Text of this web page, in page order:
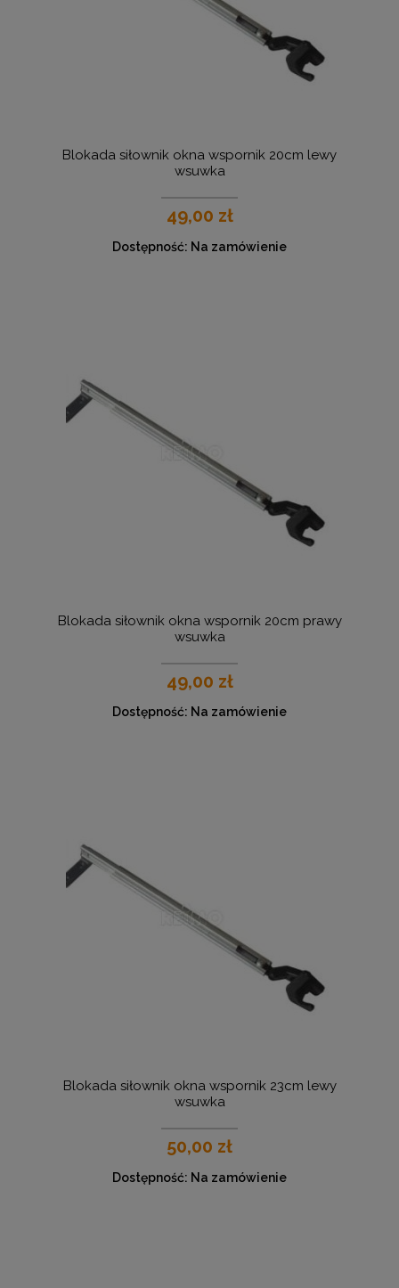
Blokada siłownik okna wspornik 20cm lewy
wsuwka
49,00 zł
Dostępność: Na zamówienie
Blokada siłownik okna wspornik 20cm prawy
wsuwka
49,00 zł
Dostępność: Na zamówienie
Blokada siłownik okna wspornik 23cm lewy
wsuwka
50,00 zł
Dostępność: Na zamówienie